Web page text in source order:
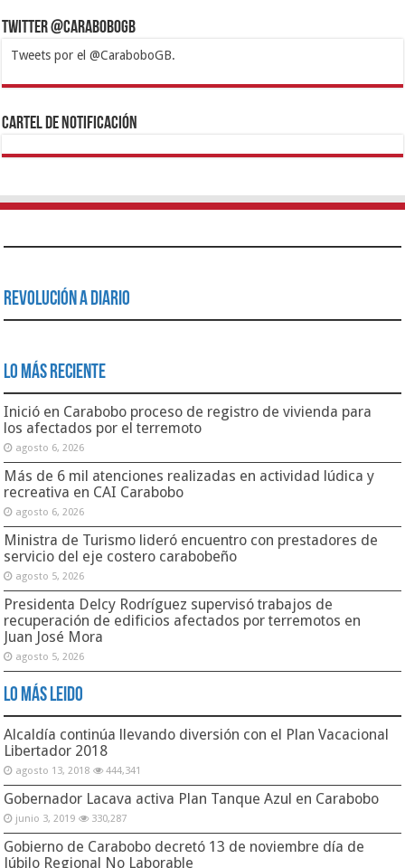
Twitter @CaraboboGB
Tweets por el @CaraboboGB.
1xbetBetturkeyBetistKralbetSupertotobetTipobetMatadorbetMariobet
https://mvbcasino.com/
Cartel de Notificación
Revolución a Diario
Lo Más Reciente
Inició en Carabobo proceso de registro de vivienda para
los afectados por el terremoto
agosto 6, 2026
Más de 6 mil atenciones realizadas en actividad lúdica y
recreativa en CAI Carabobo
agosto 6, 2026
Ministra de Turismo lideró encuentro con prestadores de
servicio del eje costero carabobeño
agosto 5, 2026
Presidenta Delcy Rodríguez supervisó trabajos de
recuperación de edificios afectados por terremotos en
Juan José Mora
agosto 5, 2026
Lo Más Leido
Alcaldía continúa llevando diversión con el Plan Vacacional
Libertador 2018
agosto 13, 2018 444,341
Gobernador Lacava activa Plan Tanque Azul en Carabobo
junio 3, 2019 330,287
Gobierno de Carabobo decretó 13 de noviembre día de
Júbilo Regional No Laborable